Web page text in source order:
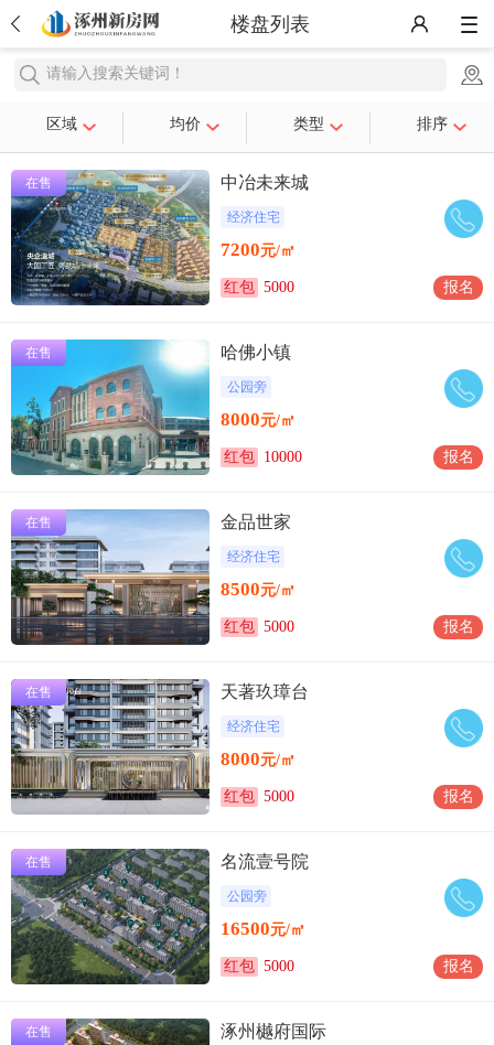
楼盘列表
请输入搜索关键词！
区域 均价 类型 排序
在售 中冶未来城
经济住宅
7200元/㎡
红包 5000 报名
在售 哈佛小镇
公园旁
8000元/㎡
红包 10000 报名
在售 金品世家
经济住宅
8500元/㎡
红包 5000 报名
在售 天著玖璋台
经济住宅
8000元/㎡
红包 5000 报名
在售 名流壹号院
公园旁
16500元/㎡
红包 5000 报名
在售 涿州樾府国际